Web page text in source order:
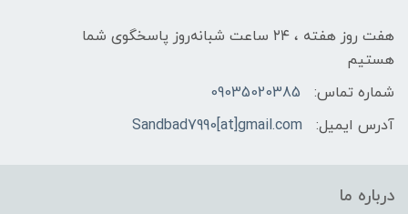
هفت روز هفته ، ۲۴ ساعت شبانه‌روز پاسخگوی شما
هستیم
شماره تماس:
09035020385
آدرس ایمیل:
Sandbad7990[at]gmail.com
درباره ما